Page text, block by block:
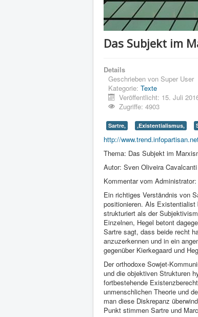
Das Subjekt im
Details
Geschrieben von Super User
Kategorie: Texte
Veröffentlicht: 15. Juli
Zugriffe: 4903
Sartre, ,Existentialismus,
http://
Thema: Das Subjekt im
Autor: Sven Oliveira Cavalcanti
Kommentar vom Administrator:
Ein richtiges Verständnis von
positionieren. Als
strukturiert als der
Einzelnen, Hegel betont
Sartre sagt, dass beide recht
anzuzerkennen und in ein
gegenüber Kierkegaard und
Der orthodoxe Sowjet-
und die objektiven Strukturen
fortbestehende
unmenschlichen Theorie und
man diese Diskrepanz
Punkt stimmen Sartre und